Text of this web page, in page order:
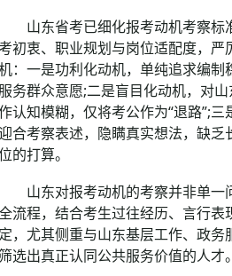
东省考已细化报考动机考察标
初衷、职业规划与岗位适配度，严
：一是功利化动机，单纯追求编制
务群众意愿;二是盲目化动机，对
认知模糊，仅将考公作为“退路”;
合考察表述，隐瞒真实想法，缺乏
的打算。
东对报考动机的考察并非单一
流程，结合考生过往经历、言行表
，尤其侧重与山东基层工作、政务
选出真正认同公共服务价值的人才。